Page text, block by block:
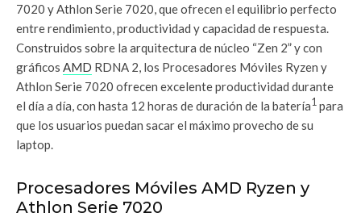
7020 y Athlon Serie 7020, que ofrecen el equilibrio perfecto
entre rendimiento, productividad y capacidad de respuesta.
Construidos sobre la arquitectura de núcleo “Zen 2” y con
gráficos AMD RDNA 2, los Procesadores Móviles Ryzen y
Athlon Serie 7020 ofrecen excelente productividad durante
el día a día, con hasta 12 horas de duración de la batería1 para
que los usuarios puedan sacar el máximo provecho de su
laptop.
Procesadores Móviles AMD Ryzen y
Athlon Serie 7020